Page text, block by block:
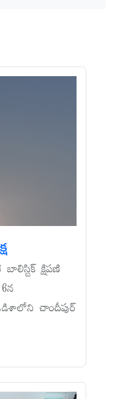
బాలిస్టిక్‌ క్షిపణి
చాందీపుర్‌